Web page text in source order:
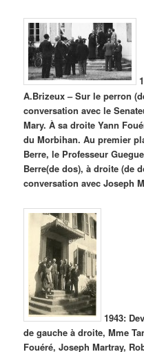
A.Brizeux – Sur le perron
conversation avec le
Mary. À sa droite Yann
du Morbihan. Au premier
Berre, le Professeur
Berre(de dos), à droite (de
conversation avec Joseph
1943:
de gauche à droite, Mme
Fouéré, Joseph Martray,